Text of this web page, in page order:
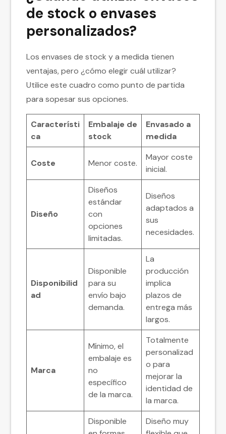
de stock o envases
personalizados?
Los envases de stock y a medida tienen
ventajas, pero ¿cómo elegir cuál utilizar?
Utilice este cuadro como punto de partida
para sopesar sus opciones.
Característi
ca
Embalaje de
stock
Envasado a
medida
Coste Menor coste.
Mayor coste
inicial.
Diseño
Diseños
estándar
con
opciones
limitadas.
Diseños
adaptados a
sus
necesidades.
Disponibilid
ad
Disponible
para su
envío bajo
demanda.
La
producción
implica
plazos de
entrega más
largos.
Marca
Mínimo, el
embalaje es
no
específico
de la marca.
Totalmente
personalizad
o para
mejorar la
identidad de
la marca.
Disponible
Diseño muy